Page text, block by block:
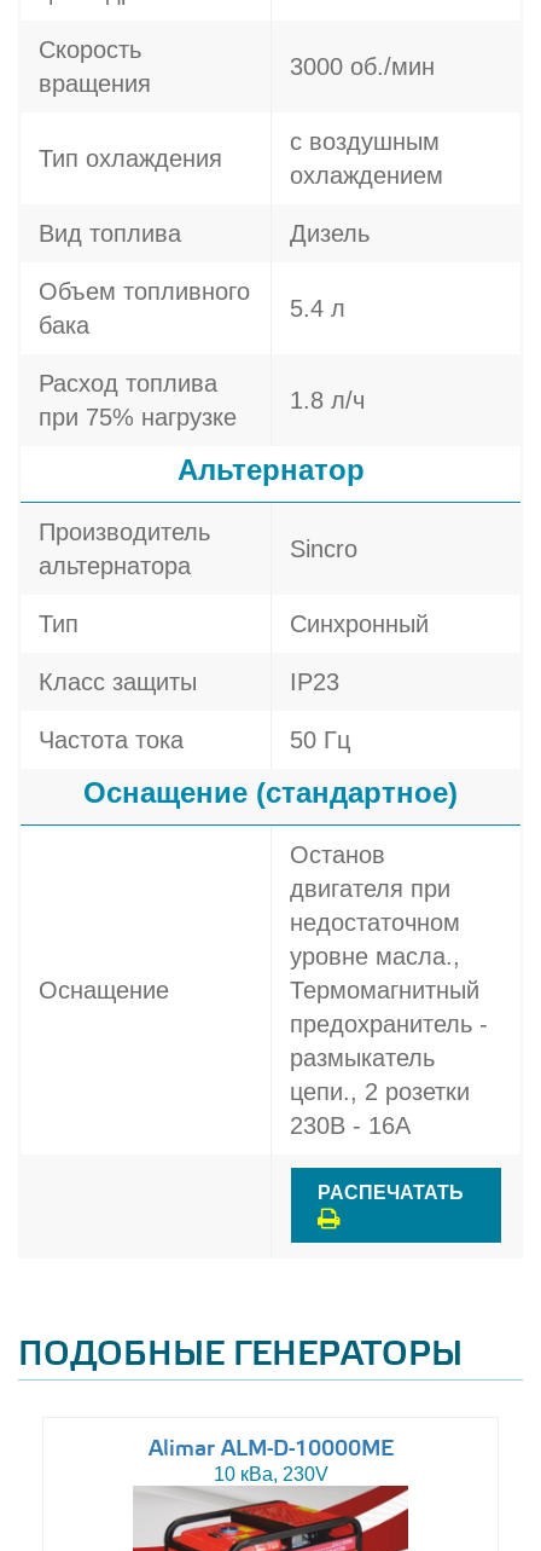
Скорость
вращения
3000 об./мин
Тип охлаждения
с воздушным
охлаждением
Вид топлива Дизель
Объем топливного
бака
5.4 л
Расход топлива
при 75% нагрузке
1.8 л/ч
Альтернатор
Производитель
альтернатора
Sincro
Тип Синхронный
Класс защиты IP23
Частота тока 50 Гц
Оснащение (стандартное)
Оснащение
Останов
двигателя при
недостаточном
уровне масла.,
Термомагнитный
предохранитель -
размыкатель
цепи., 2 розетки
230В - 16A
РАСПЕЧАТАТЬ
ПОДОБНЫЕ ГЕНЕРАТОРЫ
Alimar ALM-D-10000ME
10 кВа, 230V